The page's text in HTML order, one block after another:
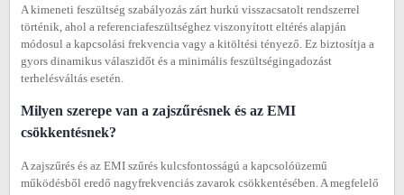
A kimeneti feszültség szabályozás zárt hurkú visszacsatolt rendszerrel
történik, ahol a referenciafeszültséghez viszonyított eltérés alapján
módosul a kapcsolási frekvencia vagy a kitöltési tényező. Ez biztosítja a
gyors dinamikus válaszidőt és a minimális feszültségingadozást
terhelésváltás esetén.
Milyen szerepe van a zajszűrésnek és az EMI
csökkentésnek?
A zajszűrés és az EMI szűrés kulcsfontosságú a kapcsolóüzemű
működésből eredő nagyfrekvenciás zavarok csökkentésében. A megfelelő